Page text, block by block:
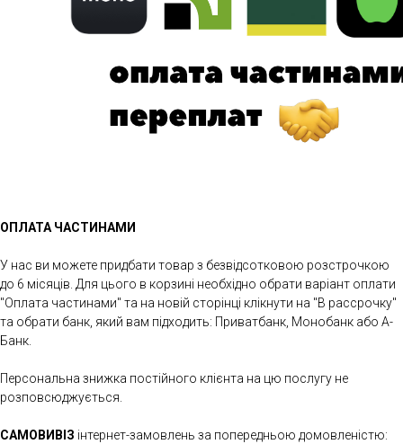
ОПЛАТА ЧАСТИНАМИ
У нас ви можете придбати товар з безвідсотковою розстрочкою
до 6 місяців. Для цього в корзині необхідно обрати варіант оплати
"Оплата частинами" та на новій сторінці клікнути на "В рассрочку"
та обрати банк, який вам підходить: Приватбанк, Монобанк або А-
Банк.
Персональна знижка постійного клієнта на цю послугу не
розповсюджується.
САМОВИВІЗ інтернет-замовлень за попередньою домовленістю: